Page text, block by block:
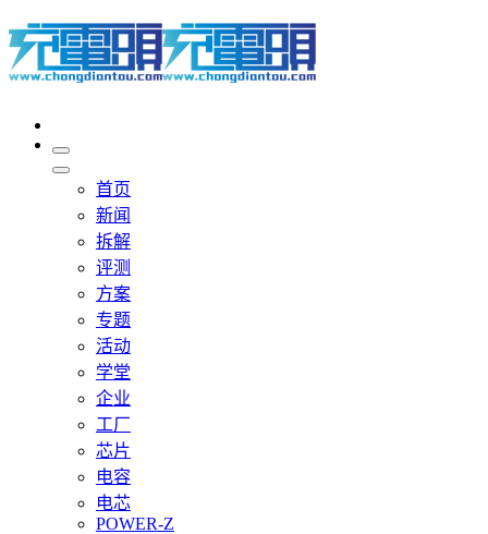
首页
新闻
拆解
评测
方案
专题
活动
学堂
企业
工厂
芯片
电容
电芯
POWER-Z